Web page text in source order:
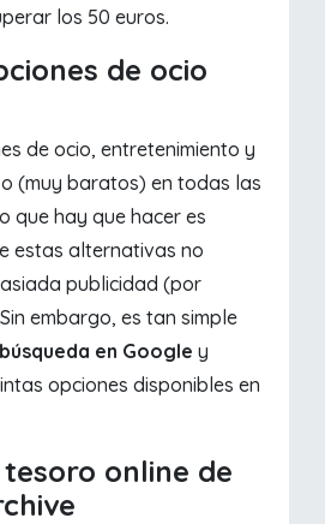
los 50 euros.
de ocio
de ocio, entretenimiento y
(muy baratos) en todas las
que hay que hacer es
estas alternativas no
publicidad (por
embargo, es tan simple
en Google y
opciones disponibles en
tesoro online de